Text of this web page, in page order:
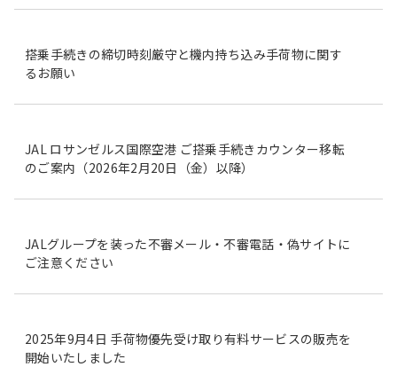
搭乗手続きの締切時刻厳守と機内持ち込み手荷物に関す
るお願い
JAL ロサンゼルス国際空港 ご搭乗手続きカウンター移転
のご案内（2026年2月20日（金）以降）
JALグループを装った不審メール・不審電話・偽サイトに
ご注意ください
2025年9月4日 手荷物優先受け取り有料サービスの販売を
開始いたしました